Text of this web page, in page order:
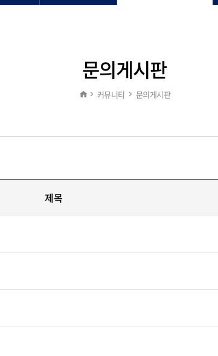
문의게시판
커뮤니티 문의게시판
제목